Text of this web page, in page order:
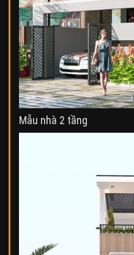
Mẫu nhà 2 tầng